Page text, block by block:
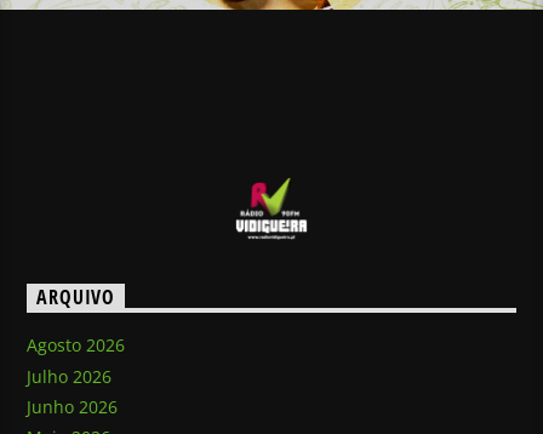
ARQUIVO
Agosto 2026
Julho 2026
Junho 2026